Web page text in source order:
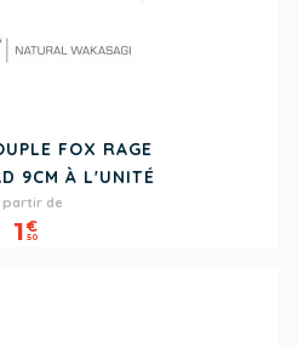
FOX RAGE
9CM À L'UNITÉ
partir de
1€
50